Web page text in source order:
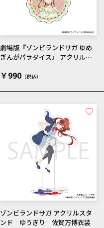
劇場版『ゾンビランドサガ ゆめ
ぎんがパラダイス』 アクリルキ
￥990
ゾンビランドサガ アクリルスタ
ンド ゆうぎり 佐賀万博衣装